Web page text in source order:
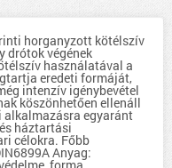
horganyzott kötélszív
drótok végének
használatával a
eredeti formáját,
intenzív igénybevétel
köszönhetően ellenáll
alkalmazásra egyaránt
háztartási
célokra. Főbb
Anyag: